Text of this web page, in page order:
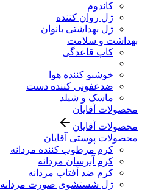
کاندوم
ژل روان کننده
ژل بهداشتی بانوان
بهداشت و سلامت
کاپ قاعدگی
خوشبو کننده هوا
ضدعفونی کننده دست
ماسک و شیلد
محصولات آقایان
محصولات آقایان
محصولات پوستی آقایان
کرم مرطوب کننده مردانه
کرم آبرسان مردانه
کرم ضد آفتاب مردانه
ژل شستشوی صورت مردانه